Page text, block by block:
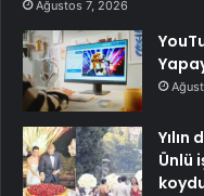
Ağustos 7, 2026
Ünlü